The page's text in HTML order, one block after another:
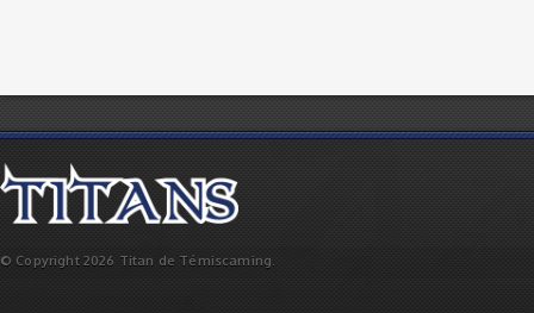
© Copyright 2026 Titan de Témiscaming.